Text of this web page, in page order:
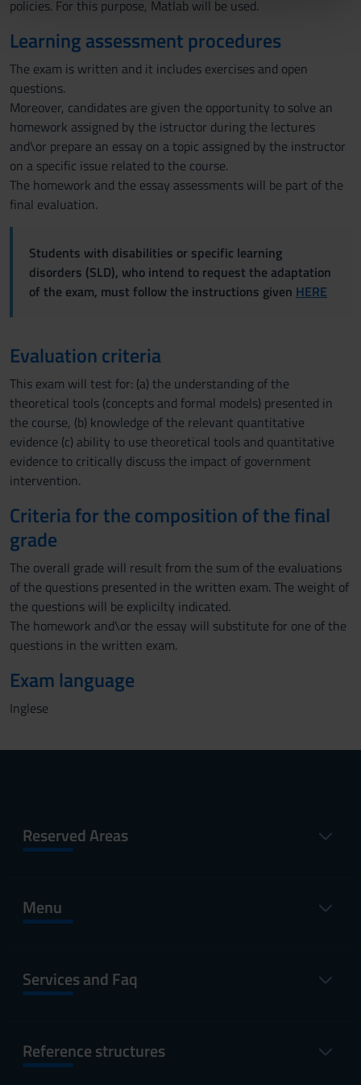
pubblicità e social media, i quali potrebbero combinarle
con altre informazioni che hai fornito loro o che hanno
raccolto dal tuo utilizzo dei loro servizi.
policies. For this purpose, Matlab will be used.
Learning assessment procedures
The exam is written and it includes exercises and open
questions.
Moreover, candidates are given the opportunity to solve an
homework assigned by the istructor during the lectures
and\or prepare an essay on a topic assigned by the instructor
on a specific issue related to the course.
The homework and the essay assessments will be part of the
final evaluation.
Students with disabilities or specific learning
disorders (SLD), who intend to request the adaptation
of the exam, must follow the instructions given HERE
Evaluation criteria
This exam will test for: (a) the understanding of the
theoretical tools (concepts and formal models) presented in
the course, (b) knowledge of the relevant quantitative
evidence (c) ability to use theoretical tools and quantitative
evidence to critically discuss the impact of government
intervention.
Criteria for the composition of the final
grade
The overall grade will result from the sum of the evaluations
of the questions presented in the written exam. The weight of
the questions will be explicilty indicated.
The homework and\or the essay will substitute for one of the
questions in the written exam.
Exam language
Inglese
Reserved Areas
Menu
Services and Faq
Reference structures